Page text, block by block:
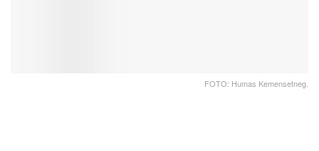
FOTO: Humas Kemensetneg.